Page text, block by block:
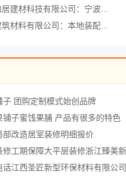
子 团购定制模式始创品牌
铺子蜜饯果脯 产品有很多的特色
部改造居室装修明细报价
话江西圣匠新型环保材料有限公司